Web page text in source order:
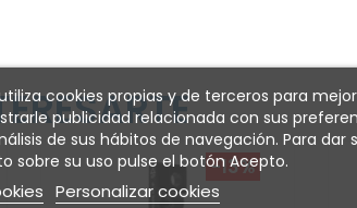
-13%
cookies propias y de terceros para
publicidad relacionada con sus
de sus hábitos de navegación. Para dar
sobre su uso pulse el botón Acepto.
Personalizar cookies